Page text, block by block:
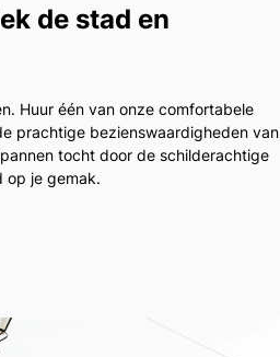
de stad en
Huur één van onze comfortabele
prachtige bezienswaardigheden van
tocht door de schilderachtige
op je gemak.